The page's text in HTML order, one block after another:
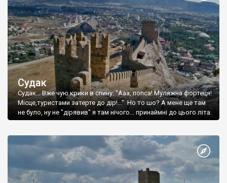
Судак
Судак... Вже чую крики в спину: "Ааа, попса! Муляжна фортеця!
Місце,туристами затерте до дір!..." Но то шо? А мене ще там
не було, ну не "дірявив" я там нічого... принаймні до цього літа.